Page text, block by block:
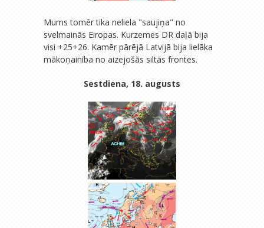
Mums tomēr tika neliela "saujiņa" no
svelmainās Eiropas. Kurzemes DR daļā bija
visi +25+26. Kamēr pārējā Latvijā bija lielāka
mākoņainība no aizejošās siltās frontes.
Sestdiena, 18. augusts